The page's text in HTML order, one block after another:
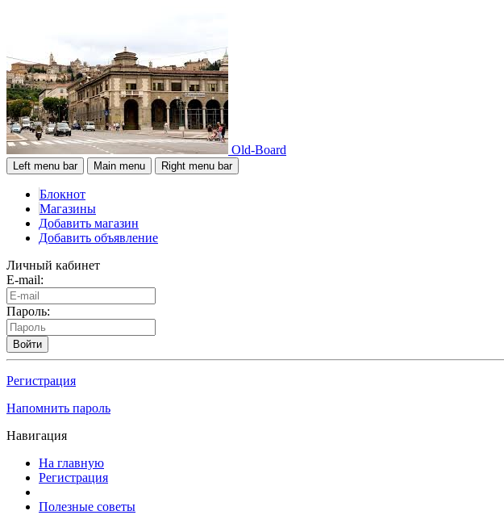
Old-Board
Left menu bar Main menu Right menu bar
Блокнот
Магазины
Добавить магазин
Добавить объявление
Личный кабинет
E-mail:
Пароль:
Войти
Регистрация
Напомнить пароль
Навигация
На главную
Регистрация
Полезные советы